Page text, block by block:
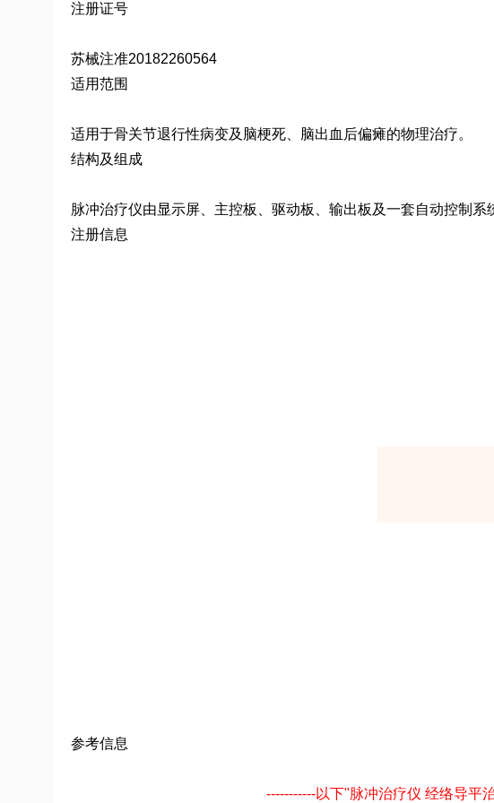
注册证号
苏械注准20182260564
适用范围
适用于骨关节退行性病变及脑梗死、脑出血后偏瘫的物理治疗。
结构及组成
脉冲治疗仪由显示屏、主控板、驱动板、输出板及一套自动控制
注册信息
参考信息
-----------以下"脉冲治疗仪 经络导平